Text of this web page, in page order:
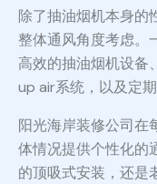
除了抽油烟机本身的
整体通风角度考虑。
高效的抽油烟机设备
up air系统，以及定期
阳光海岸装修公司在
体情况提供个性化的
的顶吸式安装，还是